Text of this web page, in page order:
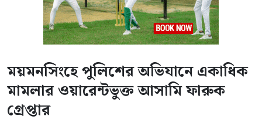
ময়মনসিংহে পুলিশের অভিযানে একাধিক
মামলার ওয়ারেন্টভুক্ত আসামি ফারুক
গ্রেপ্তার